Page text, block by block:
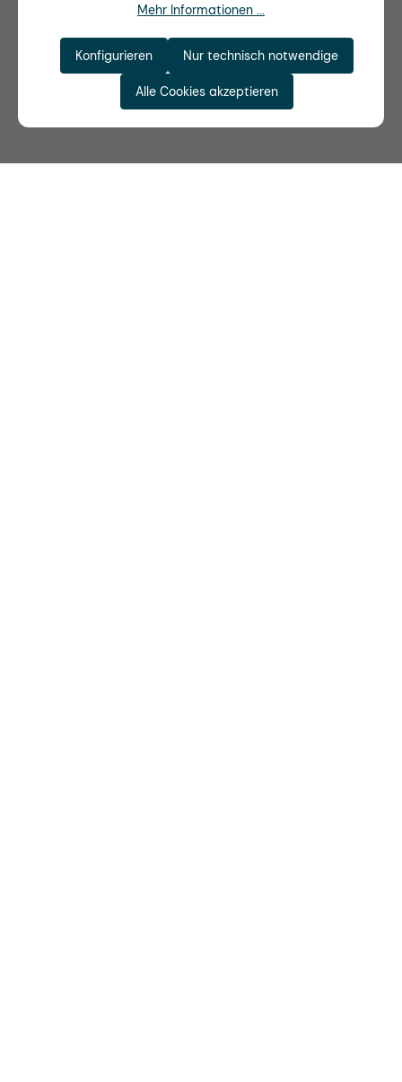
Mehr Informationen ...
Nur technisch notwendige
Konfigurieren
Alle Cookies akzeptieren